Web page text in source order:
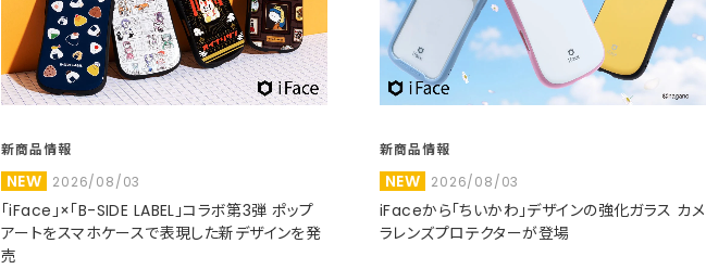
新商品情報
NEW 2026/08/03
「iFace」×「B-SIDE LABEL」コラボ第3弾 ポップ
アートをスマホケースで表現した新デザインを発
売
新商品情報
NEW 2026/08/03
iFaceから「ちいかわ」デザインの強化ガラス カメ
ラレンズプロテクターが登場